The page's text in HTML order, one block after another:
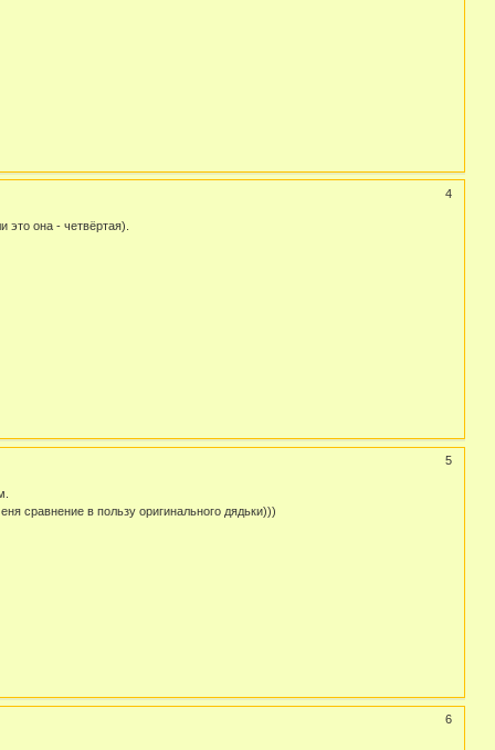
4
это она - четвёртая).
5
сравнение в пользу оригинального дядьки)))
6